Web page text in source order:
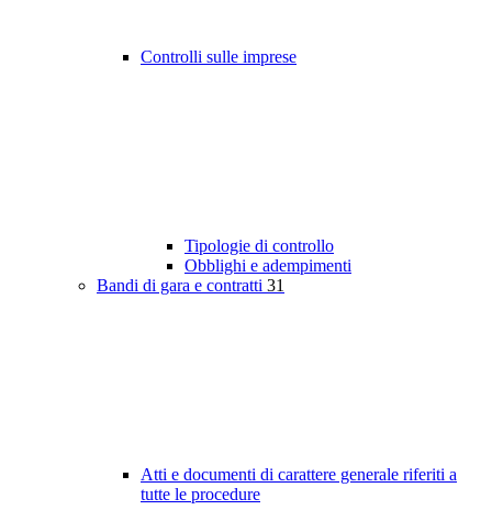
Controlli sulle imprese
Tipologie di controllo
Obblighi e adempimenti
Bandi di gara e contratti 31
Atti e documenti di carattere generale riferiti a
tutte le procedure